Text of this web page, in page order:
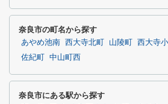
奈良市の町名から探す
あやめ池南 西大寺北町 山陵町 西大寺小
佐紀町
中山町西
奈良市にある駅から探す